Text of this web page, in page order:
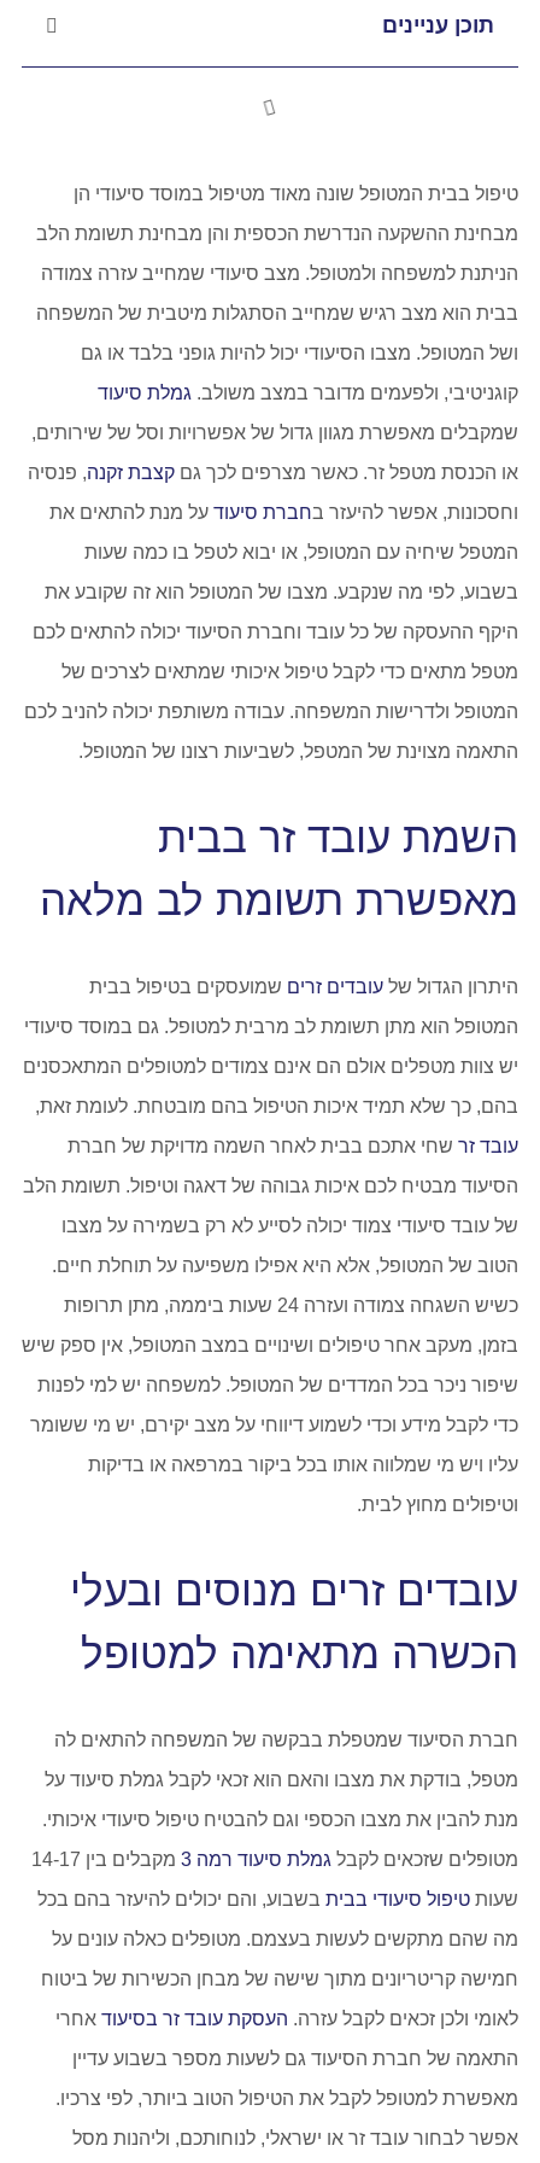
תוכן עניינים
טיפול בבית המטופל שונה מאוד מטיפול במוסד סיעודי הן
מבחינת ההשקעה הנדרשת הכספית והן מבחינת תשומת הלב
הניתנת למשפחה ולמטופל. מצב סיעודי שמחייב עזרה צמודה
בבית הוא מצב רגיש שמחייב הסתגלות מיטבית של המשפחה
ושל המטופל. מצבו הסיעודי יכול להיות גופני בלבד או גם
קוגניטיבי, ולפעמים מדובר במצב משולב. גמלת סיעוד
שמקבלים מאפשרת מגוון גדול של אפשרויות וסל של שירותים,
או הכנסת מטפל זר. כאשר מצרפים לכך גם קצבת זקנה, פנסיה
וחסכונות, אפשר להיעזר בחברת סיעוד על מנת להתאים את
המטפל שיחיה עם המטופל, או יבוא לטפל בו כמה שעות
בשבוע, לפי מה שנקבע. מצבו של המטופל הוא זה שקובע את
היקף ההעסקה של כל עובד וחברת הסיעוד יכולה להתאים לכם
מטפל מתאים כדי לקבל טיפול איכותי שמתאים לצרכים של
המטופל ולדרישות המשפחה. עבודה משותפת יכולה להניב לכם
התאמה מצוינת של המטפל, לשביעות רצונו של המטופל.
השמת עובד זר בבית
מאפשרת תשומת לב מלאה
היתרון הגדול של עובדים זרים שמועסקים בטיפול בבית
המטופל הוא מתן תשומת לב מרבית למטופל. גם במוסד סיעודי
יש צוות מטפלים אולם הם אינם צמודים למטופלים המתאכסנים
בהם, כך שלא תמיד איכות הטיפול בהם מובטחת. לעומת זאת,
עובד זר שחי אתכם בבית לאחר השמה מדויקת של חברת
הסיעוד מבטיח לכם איכות גבוהה של דאגה וטיפול. תשומת הלב
של עובד סיעודי צמוד יכולה לסייע לא רק בשמירה על מצבו
הטוב של המטופל, אלא היא אפילו משפיעה על תוחלת חיים.
כשיש השגחה צמודה ועזרה 24 שעות ביממה, מתן תרופות
בזמן, מעקב אחר טיפולים ושינויים במצב המטופל, אין ספק שיש
שיפור ניכר בכל המדדים של המטופל. למשפחה יש למי לפנות
כדי לקבל מידע וכדי לשמוע דיווחי על מצב יקירם, יש מי ששומר
עליו ויש מי שמלווה אותו בכל ביקור במרפאה או בדיקות
וטיפולים מחוץ לבית.
עובדים זרים מנוסים ובעלי
הכשרה מתאימה למטופל
חברת הסיעוד שמטפלת בבקשה של המשפחה להתאים לה
מטפל, בודקת את מצבו והאם הוא זכאי לקבל גמלת סיעוד על
מנת להבין את מצבו הכספי וגם להבטיח טיפול סיעודי איכותי.
מטופלים שזכאים לקבל גמלת סיעוד רמה 3
מקבלים בין 14-17
שעות טיפול סיעודי בבית בשבוע, והם יכולים להיעזר בהם בכל
מה שהם מתקשים לעשות בעצמם. מטופלים כאלה עונים על
חמישה קריטריונים מתוך שישה של מבחן הכשירות של ביטוח
לאומי ולכן זכאים לקבל עזרה. העסקת עובד זר בסיעוד אחרי
התאמה של חברת הסיעוד גם לשעות מספר בשבוע עדיין
מאפשרת למטופל לקבל את הטיפול הטוב ביותר, לפי צרכיו.
אפשר לבחור עובד זר או ישראלי, לנוחותכם, וליהנות מסל